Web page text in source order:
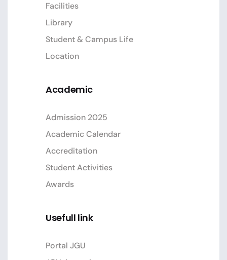
Facilities
Library
Student & Campus Life
Location
Academic
Admission 2025
Academic Calendar
Accreditation
Student Activities
Awards
Usefull link
Portal JGU